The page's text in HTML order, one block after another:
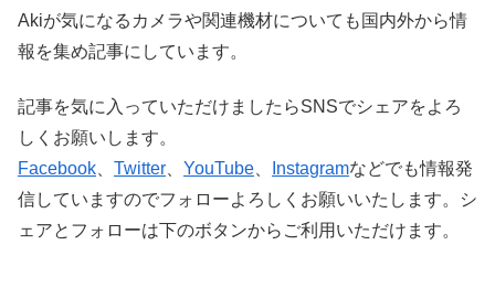
Akiが気になるカメラや関連機材についても国内外から情
報を集め記事にしています。
記事を気に入っていただけましたらSNSでシェアをよろ
しくお願いします。
Facebook
Twitter YouTube Instagramなどでも情報発
信していますのでフォローよろしくお願いいたします。シ
ェアとフォローは下のボタンからご利用いただけます。